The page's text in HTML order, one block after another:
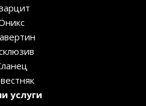
услуги